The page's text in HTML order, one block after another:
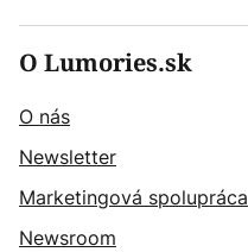
O Lumories.sk
O nás
Newsletter
Marketingová spolupráca
Newsroom